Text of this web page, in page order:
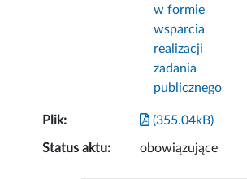
w formie
wsparcia
realizacji
zadania
publicznego
Plik: (355.04kB)
Status aktu: obowiązujące